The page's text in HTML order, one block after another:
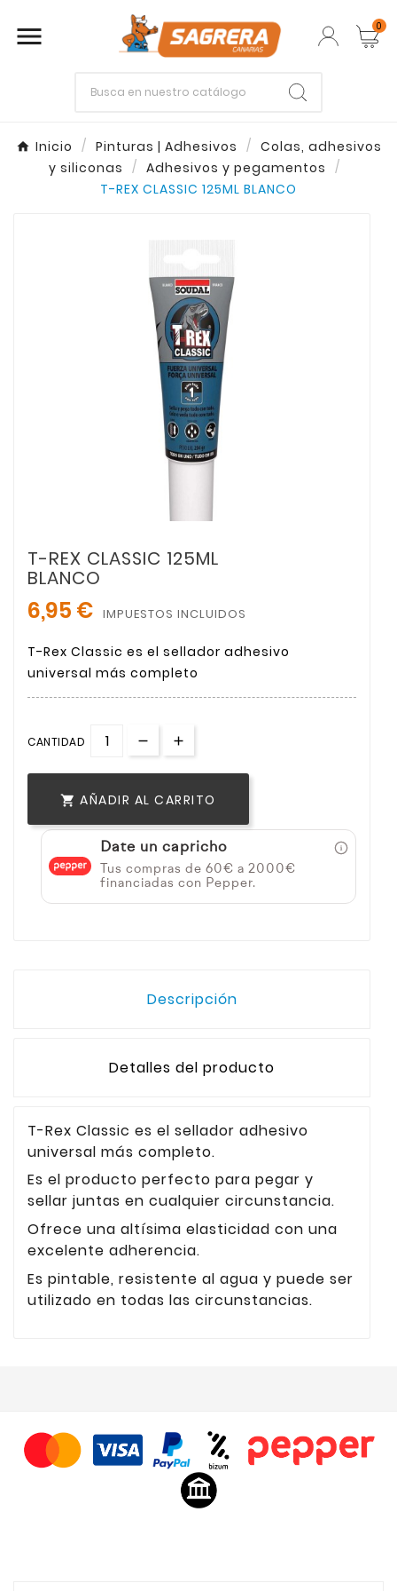
 0
Inicio Pinturas | Adhesivos
Colas, adhesivos
y siliconas
Adhesivos y pegamentos
T-REX CLASSIC 125ML BLANCO
T-REX CLASSIC 125ML
BLANCO
6,95 € IMPUESTOS INCLUIDOS
T-Rex Classic es el sellador adhesivo
universal más completo
CANTIDAD
 AÑADIR AL CARRITO
Date un capricho
Tus compras de 60€ a 2000€
financiadas con Pepper.
Descripción
Detalles del producto
T-Rex Classic es el sellador adhesivo
universal más completo.
Es el producto perfecto para pegar y
sellar juntas en cualquier circunstancia.
Ofrece una altísima elasticidad con una
excelente adherencia.
Es pintable, resistente al agua y puede ser
utilizado en todas las circunstancias.